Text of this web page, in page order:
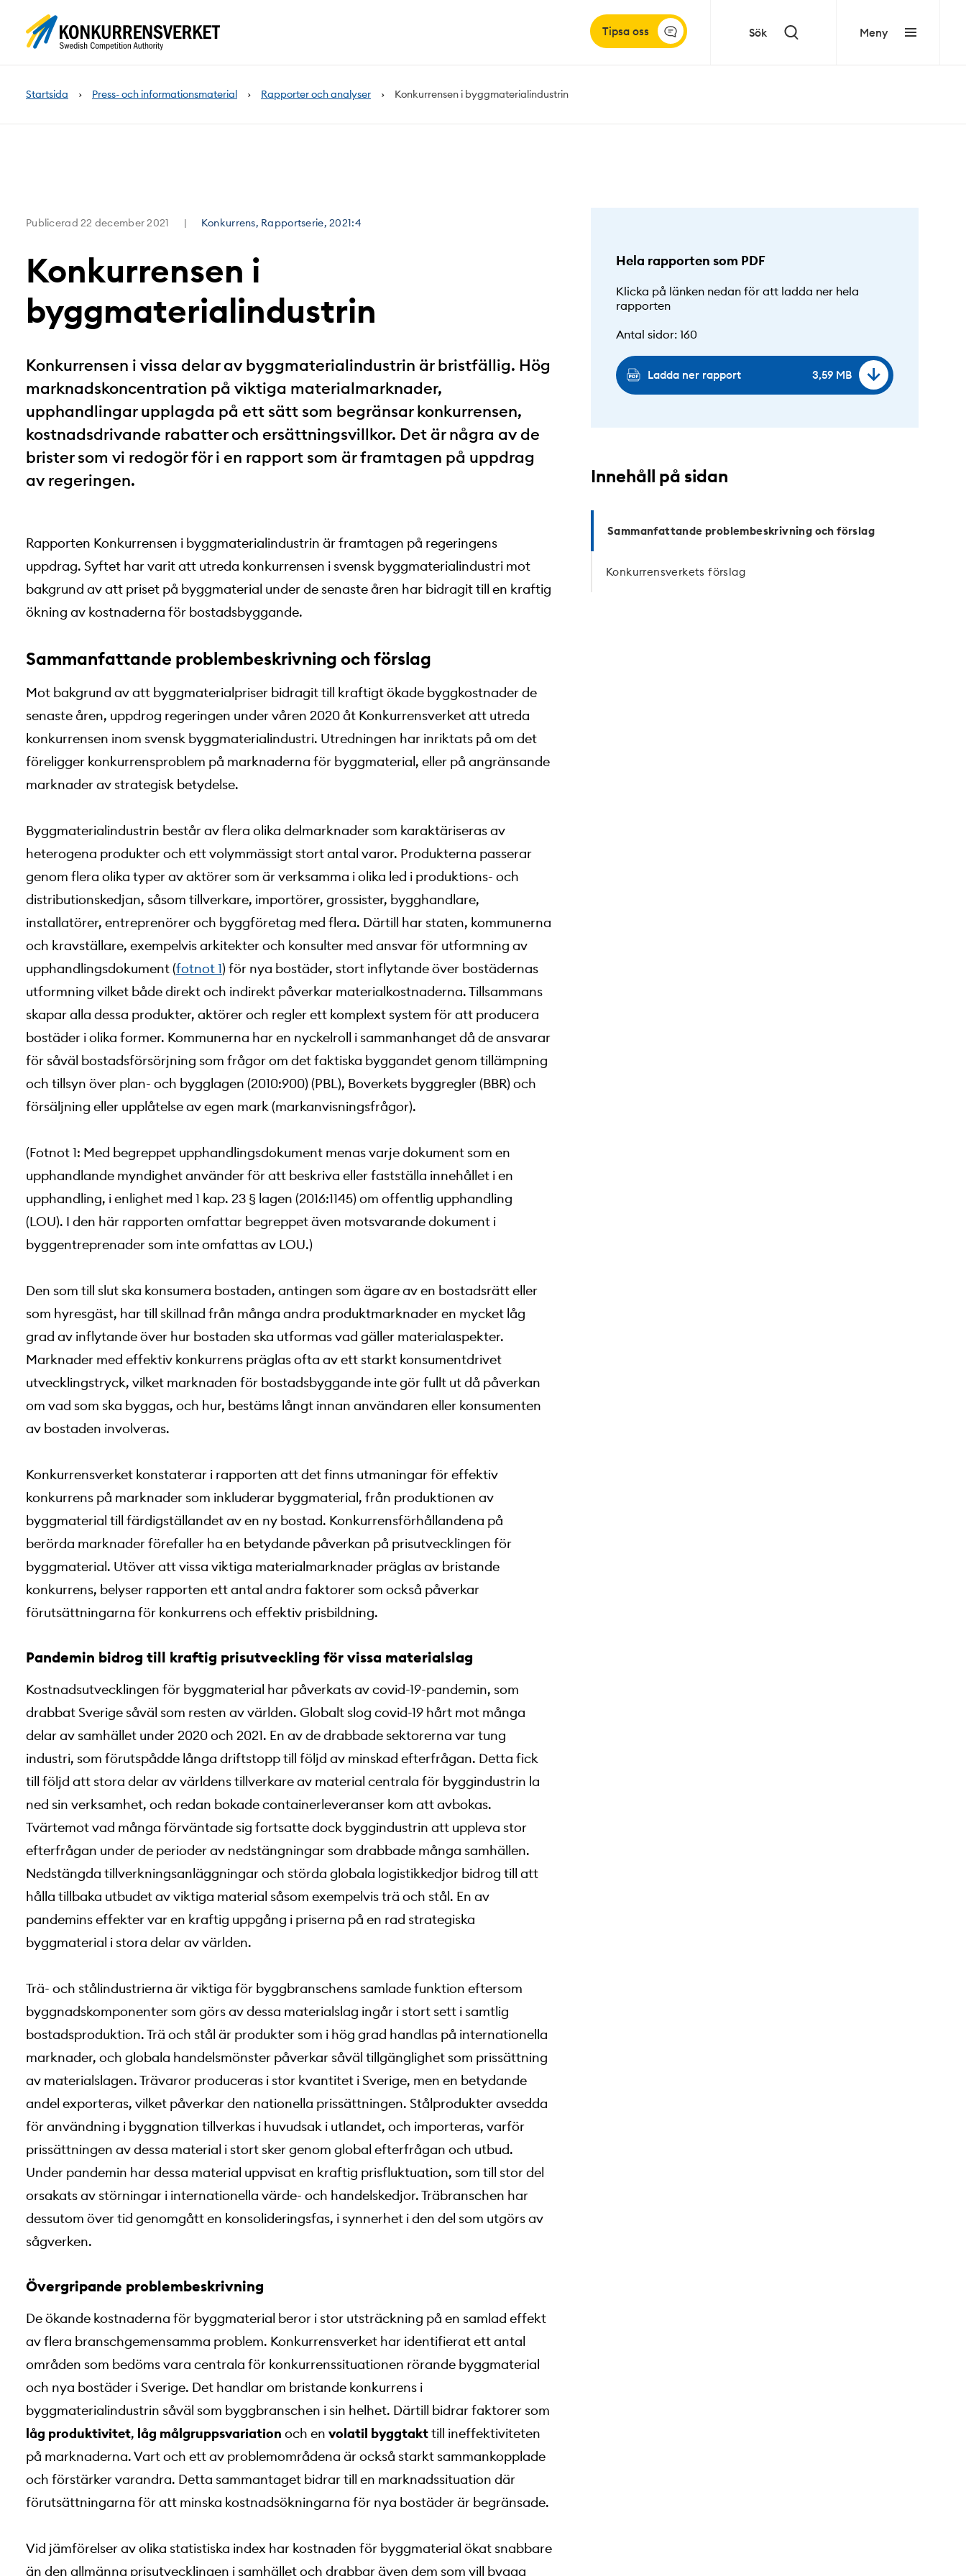
Tipsa oss Sök Meny
Startsida Press- och informationsmaterial Rapporter och analyser Konkurrensen i byggmaterialindustrin
Publicerad 22 december 2021 Konkurrens, Rapportserie, 2021:4
Konkurrensen i
byggmaterialindustrin
Konkurrensen i vissa delar av byggmaterialindustrin är bristfällig. Hög
marknadskoncentration på viktiga materialmarknader,
upphandlingar upplagda på ett sätt som begränsar konkurrensen,
kostnadsdrivande rabatter och ersättningsvillkor. Det är några av de
brister som vi redogör för i en rapport som är framtagen på uppdrag
av regeringen.
Rapporten Konkurrensen i byggmaterialindustrin är framtagen på regeringens
uppdrag. Syftet har varit att utreda konkurrensen i svensk byggmaterialindustri mot
bakgrund av att priset på byggmaterial under de senaste åren har bidragit till en kraftig
ökning av kostnaderna för bostadsbyggande.
Sammanfattande problembeskrivning och förslag
Mot bakgrund av att byggmaterialpriser bidragit till kraftigt ökade byggkostnader de
senaste åren, uppdrog regeringen under våren 2020 åt Konkurrensverket att utreda
konkurrensen inom svensk byggmaterialindustri. Utredningen har inriktats på om det
föreligger konkurrensproblem på marknaderna för byggmaterial, eller på angränsande
marknader av strategisk betydelse.
Byggmaterialindustrin består av flera olika delmarknader som karaktäriseras av
heterogena produkter och ett volymmässigt stort antal varor. Produkterna passerar
genom flera olika typer av aktörer som är verksamma i olika led i produktions- och
distributionskedjan, såsom tillverkare, importörer, grossister, bygghandlare,
installatörer, entreprenörer och byggföretag med flera. Därtill har staten, kommunerna
och kravställare, exempelvis arkitekter och konsulter med ansvar för utformning av
upphandlingsdokument (fotnot 1) för nya bostäder, stort inflytande över bostädernas
utformning vilket både direkt och indirekt påverkar materialkostnaderna. Tillsammans
skapar alla dessa produkter, aktörer och regler ett komplext system för att producera
bostäder i olika former. Kommunerna har en nyckelroll i sammanhanget då de ansvarar
för såväl bostadsförsörjning som frågor om det faktiska byggandet genom tillämpning
och tillsyn över plan- och bygglagen (2010:900) (PBL), Boverkets byggregler (BBR) och
försäljning eller upplåtelse av egen mark (markanvisningsfrågor).
(Fotnot 1: Med begreppet upphandlingsdokument menas varje dokument som en
upphandlande myndighet använder för att beskriva eller fastställa innehållet i en
upphandling, i enlighet med 1 kap. 23 § lagen (2016:1145) om offentlig upphandling
(LOU). I den här rapporten omfattar begreppet även motsvarande dokument i
byggentreprenader som inte omfattas av LOU.)
Den som till slut ska konsumera bostaden, antingen som ägare av en bostadsrätt eller
som hyresgäst, har till skillnad från många andra produktmarknader en mycket låg
grad av inflytande över hur bostaden ska utformas vad gäller materialaspekter.
Marknader med effektiv konkurrens präglas ofta av ett starkt konsumentdrivet
utvecklingstryck, vilket marknaden för bostadsbyggande inte gör fullt ut då påverkan
om vad som ska byggas, och hur, bestäms långt innan användaren eller konsumenten
av bostaden involveras.
Konkurrensverket konstaterar i rapporten att det finns utmaningar för effektiv
konkurrens på marknader som inkluderar byggmaterial, från produktionen av
byggmaterial till färdigställandet av en ny bostad. Konkurrensförhållandena på
berörda marknader förefaller ha en betydande påverkan på prisutvecklingen för
byggmaterial. Utöver att vissa viktiga materialmarknader präglas av bristande
konkurrens, belyser rapporten ett antal andra faktorer som också påverkar
förutsättningarna för konkurrens och effektiv prisbildning.
Pandemin bidrog till kraftig prisutveckling för vissa materialslag
Kostnadsutvecklingen för byggmaterial har påverkats av covid-19-pandemin, som
drabbat Sverige såväl som resten av världen. Globalt slog covid-19 hårt mot många
delar av samhället under 2020 och 2021. En av de drabbade sektorerna var tung
industri, som förutspådde långa driftstopp till följd av minskad efterfrågan. Detta fick
till följd att stora delar av världens tillverkare av material centrala för byggindustrin la
ned sin verksamhet, och redan bokade containerleveranser kom att avbokas.
Tvärtemot vad många förväntade sig fortsatte dock byggindustrin att uppleva stor
efterfrågan under de perioder av nedstängningar som drabbade många samhällen.
Nedstängda tillverkningsanläggningar och störda globala logistikkedjor bidrog till att
hålla tillbaka utbudet av viktiga material såsom exempelvis trä och stål. En av
pandemins effekter var en kraftig uppgång i priserna på en rad strategiska
byggmaterial i stora delar av världen.
Trä- och stålindustrierna är viktiga för byggbranschens samlade funktion eftersom
byggnadskomponenter som görs av dessa materialslag ingår i stort sett i samtlig
bostadsproduktion. Trä och stål är produkter som i hög grad handlas på internationella
marknader, och globala handelsmönster påverkar såväl tillgänglighet som prissättning
av materialslagen. Trävaror produceras i stor kvantitet i Sverige, men en betydande
andel exporteras, vilket påverkar den nationella prissättningen. Stålprodukter avsedda
för användning i byggnation tillverkas i huvudsak i utlandet, och importeras, varför
prissättningen av dessa material i stort sker genom global efterfrågan och utbud.
Under pandemin har dessa material uppvisat en kraftig prisfluktuation, som till stor del
orsakats av störningar i internationella värde- och handelskedjor. Träbranschen har
dessutom över tid genomgått en konsolideringsfas, i synnerhet i den del som utgörs av
sågverken.
Övergripande problembeskrivning
De ökande kostnaderna för byggmaterial beror i stor utsträckning på en samlad effekt
av flera branschgemensamma problem. Konkurrensverket har identifierat ett antal
områden som bedöms vara centrala för konkurrenssituationen rörande byggmaterial
och nya bostäder i Sverige. Det handlar om bristande konkurrens i
byggmaterialindustrin såväl som byggbranschen i sin helhet. Därtill bidrar faktorer som
låg produktivitet, låg målgruppsvariation och en volatil byggtakttill ineffektiviteten
på marknaderna. Vart och ett av problemområdena är också starkt sammankopplade
och förstärker varandra. Detta sammantaget bidrar till en marknadssituation där
förutsättningarna för att minska kostnadsökningarna för nya bostäder är begränsade.
Vid jämförelser av olika statistiska index har kostnaden för byggmaterial ökat snabbare
än den allmänna prisutvecklingen i samhället och drabbar även dem som vill bygga
Hela rapporten som PDF
Klicka på länken nedan för att ladda ner hela
rapporten
Antal sidor: 160
Ladda ner rapport 3,59 MB
Innehåll på sidan
Sammanfattande problembeskrivning och förslag
Konkurrensverkets förslag